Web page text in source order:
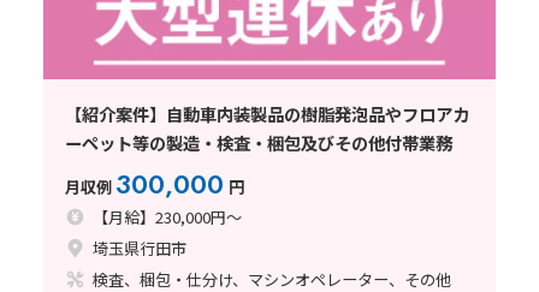
【紹介案件】自動車内装製品の樹脂発泡品やフロアカ
ーペット等の製造・検査・梱包及びその他付帯業務
月収例 300,000 円
【月給】230,000円～
埼玉県行田市
検査、梱包・仕分け、マシンオペレーター、その他